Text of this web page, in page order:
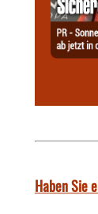
Haben Sie